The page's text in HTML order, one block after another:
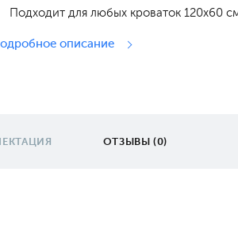
Подходит для любых кроваток 120х60
описание
ОТЗЫВЫ (0)